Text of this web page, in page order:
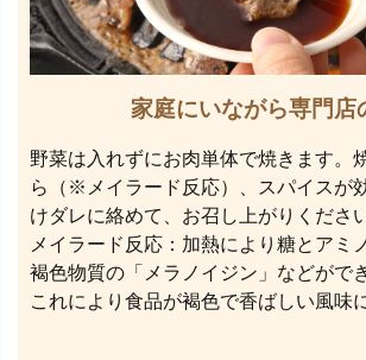
家庭にいながら専門店
野菜は入れずにお肉単体で焼きます。
ら（※メイラード反応）、スパイスが
けダレに絡めて、お召し上がりください
メイラード反応：加熱により糖とアミ
褐色物質の「メラノイジン」などがで
これにより食品が褐色で香ばしい風味